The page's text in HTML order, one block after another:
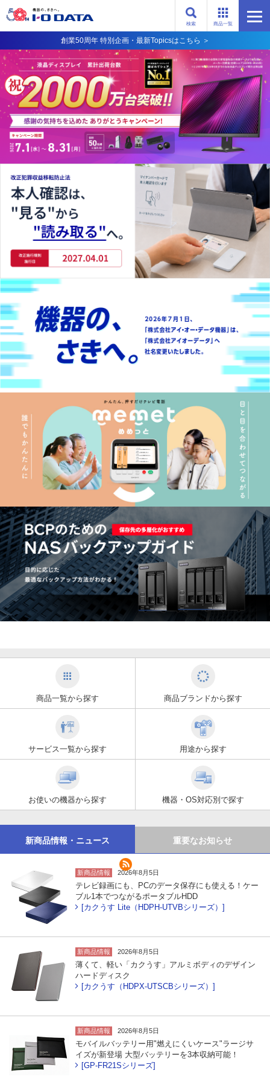
商品一覧
検索
創業50周年 特別企画・最新Topicsはこちら ＞
商品一覧から探す 商品ブランドから探す
サービス一覧から探す 用途から探す
お使いの機器から探す 機器・OS対応別で探す
新商品情報・ニュース
新商品情報 2026年8月5日
テレビ録画にも、PCのデータ保存にも使える！ケー
ブル1本でつながるポータブルHDD
[カクうす Lite（HDPH-UTVBシリーズ）]
新商品情報 2026年8月5日
薄くて、軽い「カクうす」アルミボディのデザイン
ハードディスク
[カクうす（HDPX-UTSCBシリーズ）]
新商品情報 2026年8月5日
モバイルバッテリー用"燃えにくいケース"ラージサ
イズが新登場 大型バッテリーを3本収納可能！
[GP-FR21Sシリーズ]
重要なお知らせ